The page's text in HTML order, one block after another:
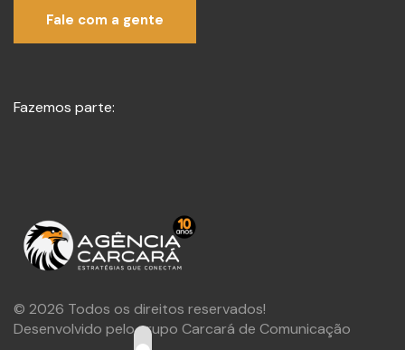
Fale com a gente
Fazemos parte:
© 2026 Todos os direitos reservados!
Desenvolvido pelo grupo Carcará de Comunicação